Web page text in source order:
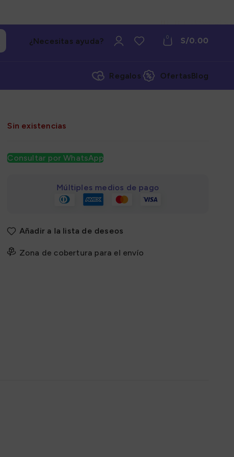
¿Necesitas ayuda? 0 S/0.00
Regalos OfertasBlog
Sin existencias
Consultar por WhatsApp
Múltiples medios de pago
Añadir a la lista de deseos
Zona de cobertura para el envío